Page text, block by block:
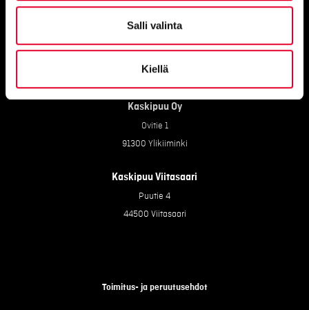
Salli valinta
Kiellä
Tehtaat
Kaskipuu Oy
Ovitie 1
91300 Ylikiiminki
Kaskipuu Viitasaari
Puutie 4
44500 Viitasaari
Toimitus- ja peruutusehdot